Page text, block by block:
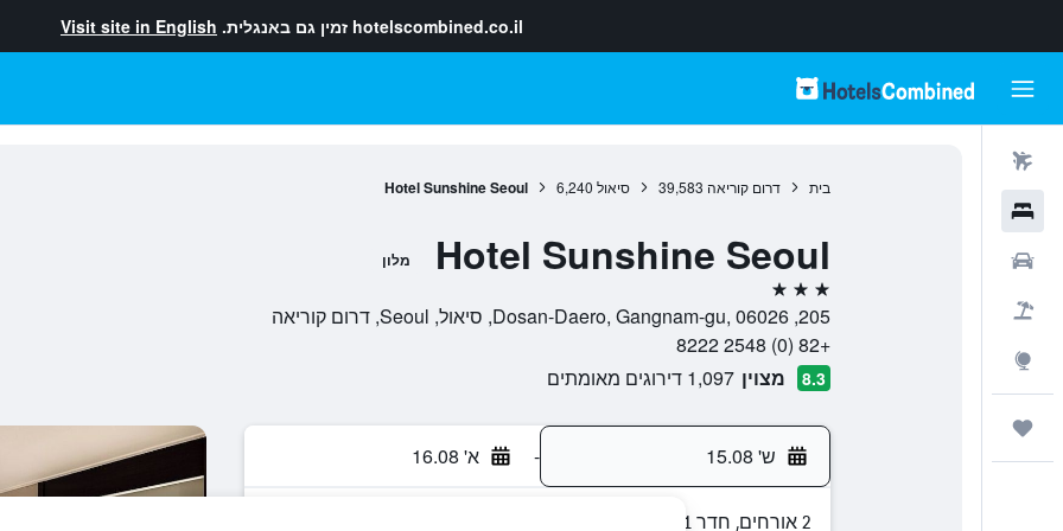
hotelscombined.co.il זמין גם באנגלית. Visit site in English
בית דרום קוריאה 39,583 סיאול 6,240
Hotel Sunshine Seoul
Hotel Sunshine Seoul מלון
3 כוכבים
205, Dosan-Daero, Gangnam-gu, 06026, סיאול, Seoul, דרום קוריאה
+82 (0) 2548 8222
8.3 מצוין 1,097 דירוגים מאומתים
ש' 15.08 - א' 16.08
2 אורחים, חדר 1